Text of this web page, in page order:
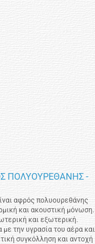
ΠΟΛΥΟΥΡΕΘΑΝΗΣ -
αφρός πολυουρεθάνης
και ακουστική μόνωση.
και εξωτερική.
την υγρασία του αέρα και
συγκόλληση και αντοχή